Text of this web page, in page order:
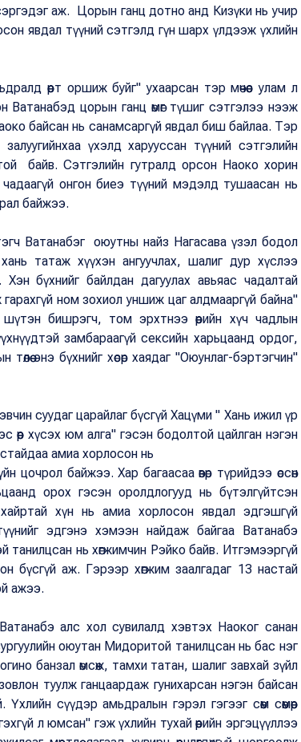
аж. Цорын ганц дотно анд Кизүки нь учир
явдал түүний сэтгэлд гүн шарх үлдээж үхлийн
өөрт оршиж буйг" ухаарсан тэр мөчөөс улам л
цорын ганц өмөг түшиг сэтгэлээ нээж
байсан нь санамсаргүй явдал биш байлаа. Тэр
үхэлд харууссан түүний сэтгэлийн
байв. Сэтгэлийн гутралд орсон Наоко хорин
чадаагүй онгон биеэ түүний мэдэлд тушаасан нь
байжээ.
Ватанабэг оюутны найз Нагасава үзэл бодол
татаж хүүхэн ангуучлах, шалиг дур хүслээ
бүхнийг байлдан дагуулах авьяас чадалтай
ном зохиол уншиж цаг алдмааргүй байна"
бишрэгч, том эрхтнээ өөрийн хүч чадлын
замбараагүй сексийн харьцаанд ордог,
төлөө энэ бүхнийг хөсөр хаядаг "Оюунлаг-бэртэгчин"
суудаг царайлаг бүсгүй Хацүми " Хань ижил үр
өөр хүсэх юм алга" гэсэн бодолтой цайлган нэгэн
амиа хорлосон нь
байжээ. Хар багаасаа өвөр түрийдээ өссөн
орох гэсэн оролдлогууд нь бүтэлгүйтсэн
хүн нь амиа хорлосон явдал эдгэшгүй
эдгэнэ хэмээн найдаж байгаа Ватанабэ
танилцсан нь хөгжимчин Рэйко байв. Итгэмээргүй
бүсгүй аж. Гэрээр хөгжим заалгадаг 13 настай
ажээ.
алс хол сувилалд хэвтэх Наоког санан
сургуулийн оюутан Мидоритой танилцсан нь бас нэг
банзал өмсөж, тамхи татан, шалиг завхай зүйл
туулж ганцаардаж гунихарсан нэгэн байсан
сүүдэр амьдралын гэрэл гэгээг сөөм сөөмөөр
л юмсан" гэж үхлийн тухай өөрийн эргэцүүллээ